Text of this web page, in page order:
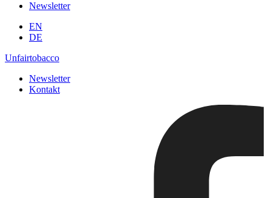
Newsletter
EN
DE
Unfairtobacco
Newsletter
Kontakt